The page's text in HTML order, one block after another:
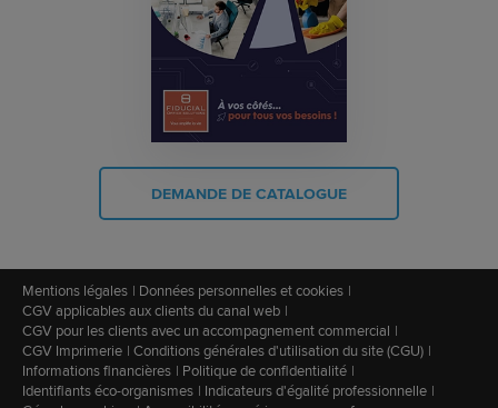
DEMANDE DE CATALOGUE
Mentions légales
Données personnelles et cookies
CGV applicables aux clients du canal web
CGV pour les clients avec un accompagnement commercial
CGV Imprimerie Conditions générales d'utilisation du site (CGU)
Informations financières
Politique de confidentialité
Identifiants éco-organismes
Indicateurs d'égalité professionnelle